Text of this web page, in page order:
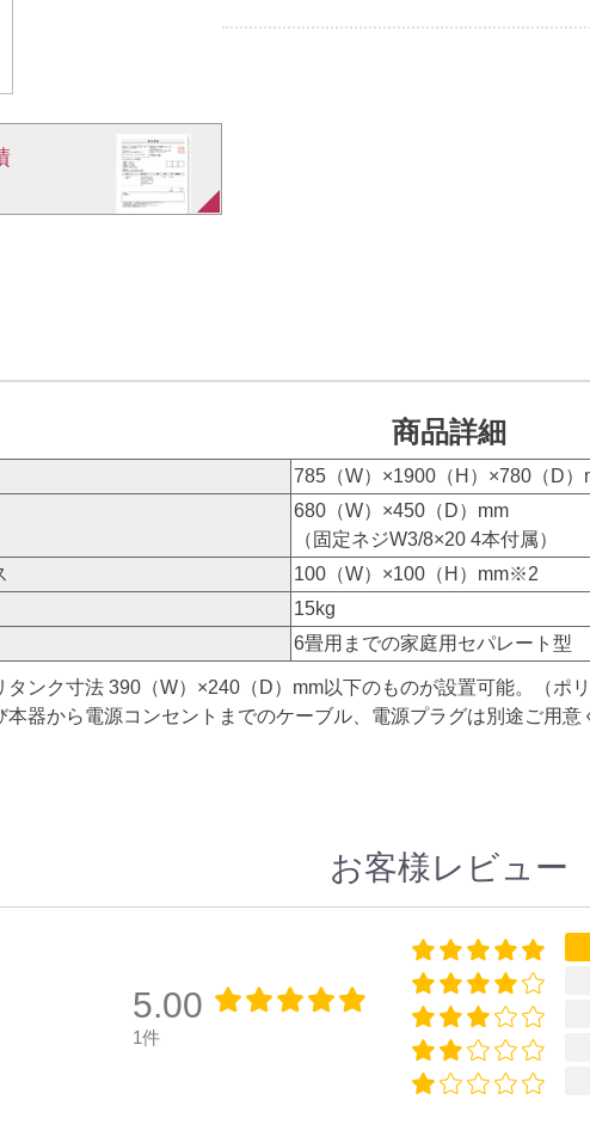
商品詳細
785（W）×1900（H）×780（D）
680（W）×450（D）mm
（固定ネジW3/8×20 4本付属）
100（W）×100（H）mm※2
15kg
6畳用までの家庭用セパレート型
ンク寸法 390（W）×240（D）mm以下のものが設置可能。（ポ
器から電源コンセントまでのケーブル、電源プラグは別途ご用意
お客様レビュー
5.00
1件